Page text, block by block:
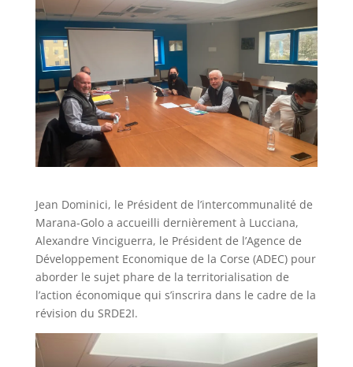
Jean Dominici, le Président de l’intercommunalité de
Marana-Golo a accueilli dernièrement à Lucciana,
Alexandre Vinciguerra, le Président de l’Agence de
Développement Economique de la Corse (ADEC) pour
aborder le sujet phare de la territorialisation de
l’action économique qui s’inscrira dans le cadre de la
révision du SRDE2I.